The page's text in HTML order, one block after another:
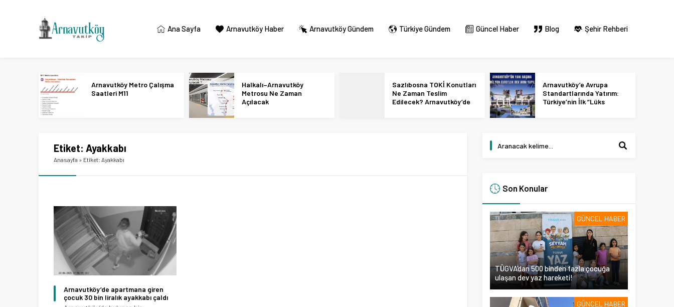
Ana Sayfa Arnavutköy Haber Arnavutköy Gündem Türkiye Gündem Güncel Haber Blog Şehir Rehberi
Arnavutköy Metro Çalışma
Saatleri M11
Halkalı–Arnavutköy
Metrosu Ne Zaman
Açılacak
Sazlıbosna TOKİ Konutları
Ne Zaman Teslim
Edilecek? Arnavutköy’de
Arnavutköy’e Avrupa
Standartlarında Yatırım:
Türkiye’nin İlk “Lüks
Etiket: Ayakkabı
Anasayfa » Etiket: Ayakkabı
Arnavutköy’de apartmana giren
çocuk 30 bin liralık ayakkabı çaldı
Son Konular
GÜNCEL HABER
TÜGVA’dan 500 binden fazla çocuğa
ulaşan dev yaz hareketi!
GÜNCEL HABER